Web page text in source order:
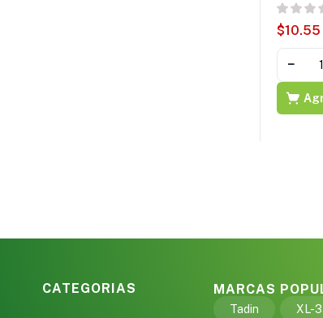
$10.55
−
CATEGORIAS MARCAS
Tadin XL-3